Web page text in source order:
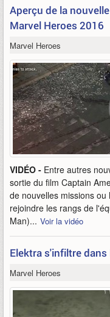
Aperçu de la
Marvel Heroes 2016
Marvel Heroes
VIDÉO - Entre autres
sortie du film Captain
de nouvelles missions
rejoindre les rangs de
Man)... Voir la vidéo
Elektra s'infiltre
Marvel Heroes